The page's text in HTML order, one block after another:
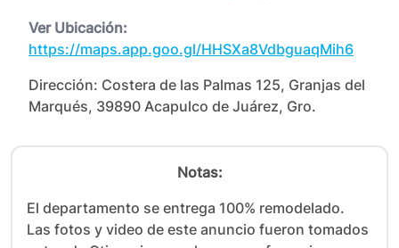
Ver Ubicación:
https://maps.app.goo.gl/HHSXa8VdbguaqMih6
Dirección: Costera de las Palmas 125, Granjas del
Marqués, 39890 Acapulco de Juárez, Gro.
Notas:
El departamento se entrega 100% remodelado.
Las fotos y video de este anuncio fueron tomados